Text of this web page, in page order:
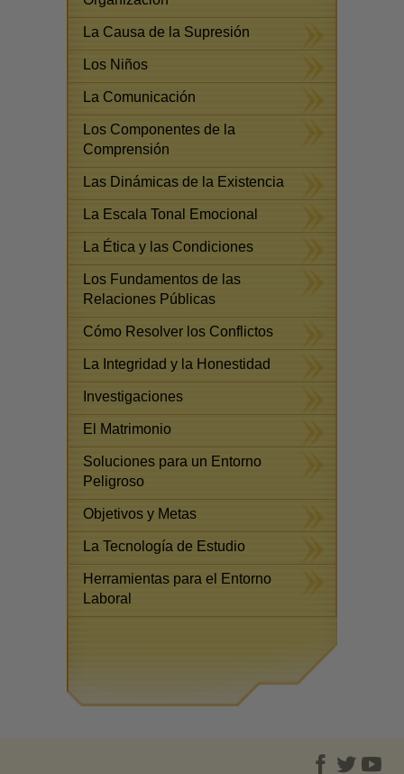
La Causa de la Supresión
Los Niños
La Comunicación
Los Componentes de la
Comprensión
Las Dinámicas de la Existencia
La Escala Tonal Emocional
La Ética y las Condiciones
Los Fundamentos de las
Relaciones Públicas
Cómo Resolver los Conflictos
La Integridad y la Honestidad
Investigaciones
El Matrimonio
Soluciones para un Entorno
Peligroso
Objetivos y Metas
La Tecnología de Estudio
Herramientas para el Entorno
Laboral